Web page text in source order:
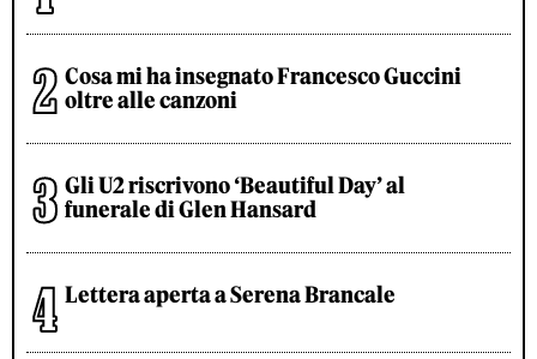
Cosa mi ha insegnato Francesco Guccini
oltre alle canzoni
Gli U2 riscrivono ‘Beautiful Day’ al
funerale di Glen Hansard
Lettera aperta a Serena Brancale